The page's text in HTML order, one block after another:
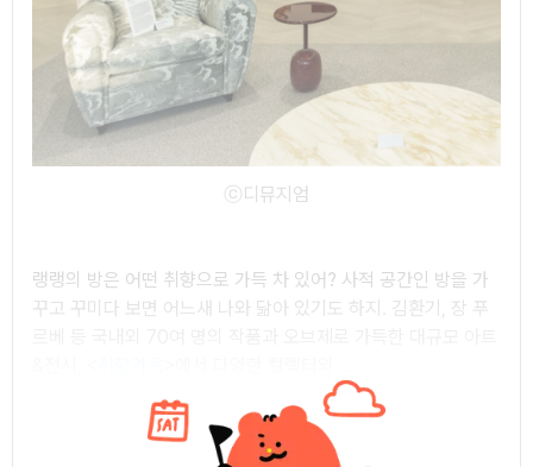
ⓒ디뮤지엄
랭랭의 방은 어떤 취향으로 가득 차 있어? 사적 공간인 방을 가
꾸고 꾸미다 보면 어느새 나와 닮아 있기도 하지. 김환기, 장 푸